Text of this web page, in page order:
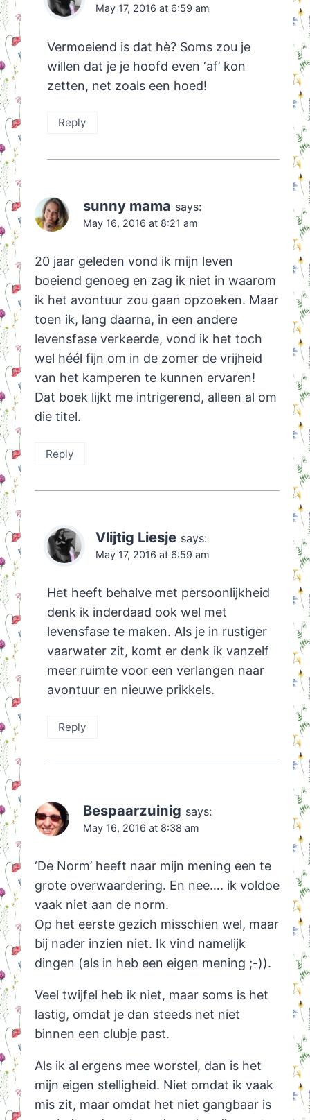
May 17, 2016 at 6:59 am
Vermoeiend is dat hè? Soms zou je
willen dat je je hoofd even ‘af’ kon
zetten, net zoals een hoed!
Reply
sunny mama says:
May 16, 2016 at 8:21 am
20 jaar geleden vond ik mijn leven
boeiend genoeg en zag ik niet in waarom
ik het avontuur zou gaan opzoeken. Maar
toen ik, lang daarna, in een andere
levensfase verkeerde, vond ik het toch
wel héél fijn om in de zomer de vrijheid
van het kamperen te kunnen ervaren!
Dat boek lijkt me intrigerend, alleen al om
die titel.
Reply
Vlijtig Liesje says:
May 17, 2016 at 6:59 am
Het heeft behalve met persoonlijkheid
denk ik inderdaad ook wel met
levensfase te maken. Als je in rustiger
vaarwater zit, komt er denk ik vanzelf
meer ruimte voor een verlangen naar
avontuur en nieuwe prikkels.
Reply
Bespaarzuinig says:
May 16, 2016 at 8:38 am
‘De Norm’ heeft naar mijn mening een te
grote overwaardering. En nee…. ik voldoe
vaak niet aan de norm.
Op het eerste gezich misschien wel, maar
bij nader inzien niet. Ik vind namelijk
dingen (als in heb een eigen mening ;-)).
Veel twijfel heb ik niet, maar soms is het
lastig, omdat je dan steeds net niet
binnen een clubje past.
Als ik al ergens mee worstel, dan is het
mijn eigen stelligheid. Niet omdat ik vaak
mis zit, maar omdat het niet gangbaar is